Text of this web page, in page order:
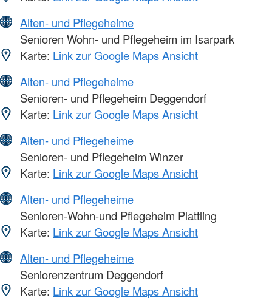
Alten- und Pflegeheime
Senioren Wohn- und Pflegeheim im Isarpark
Karte: Link zur Google Maps Ansicht
Alten- und Pflegeheime
Senioren- und Pflegeheim Deggendorf
Karte: Link zur Google Maps Ansicht
Alten- und Pflegeheime
Senioren- und Pflegeheim Winzer
Karte: Link zur Google Maps Ansicht
Alten- und Pflegeheime
Senioren-Wohn-und Pflegeheim Plattling
Karte: Link zur Google Maps Ansicht
Alten- und Pflegeheime
Seniorenzentrum Deggendorf
Karte: Link zur Google Maps Ansicht